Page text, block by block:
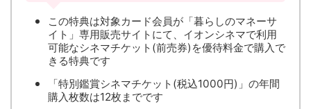
この特典は対象カード会員が「暮らしのマネーサ
イト」専用販売サイトにて、イオンシネマで利用
可能なシネマチケット(前売券)を優待料金で購入で
きる特典です
「特別鑑賞シネマチケット(税込1000円)」の年間
購入枚数は12枚までです